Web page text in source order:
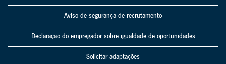
Aviso de segurança de recrutamento
Declaração do empregador sobre igualdade de oportunidades
Solicitar adaptações